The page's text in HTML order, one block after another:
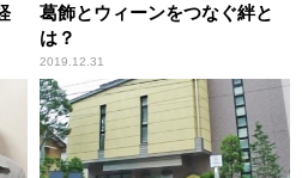
葛飾とウィーンをつなぐ絆と
は？
2019.12.31